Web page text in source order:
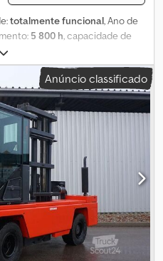
totalmente funcional, Ano de
5 800 h, capacidade de
, tipo de mastro:triplex,
empilhador lateral de dois
5800 horas de
e sistema de aquecimento.
Anúncio classificado